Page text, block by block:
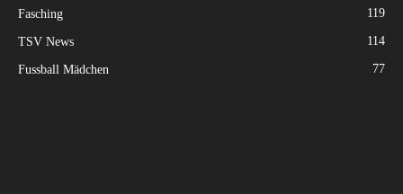
Fasching 119
TSV News 114
Fussball Mädchen 77